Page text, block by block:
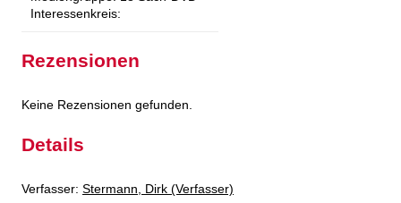
Interessenkreis:
Rezensionen
Keine Rezensionen gefunden.
Details
Verfasser: Suche nach diesem Verfasser
Stermann, Dirk (Verfasser)